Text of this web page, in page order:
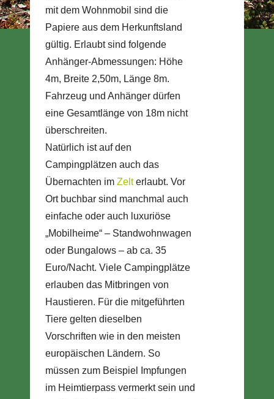
mit dem Wohnmobil sind die
Papiere aus dem Herkunftsland
gültig. Erlaubt sind folgende
Anhänger-Abmessungen: Höhe
4m, Breite 2,50m, Länge 8m.
Fahrzeug und Anhänger dürfen
eine Gesamtlänge von 18m nicht
überschreiten.
Natürlich ist auf den
Campingplätzen auch das
Übernachten im Zelterlaubt. Vor
Ort buchbar sind manchmal auch
einfache oder auch luxuriöse
„Mobilheime“ – Standwohnwagen
oder Bungalows – ab ca. 35
Euro/Nacht. Viele Campingplätze
erlauben das Mitbringen von
Haustieren. Für die mitgeführten
Tiere gelten dieselben
Vorschriften wie in den meisten
europäischen Ländern. So
müssen zum Beispiel Impfungen
im Heimtierpass vermerkt sein und